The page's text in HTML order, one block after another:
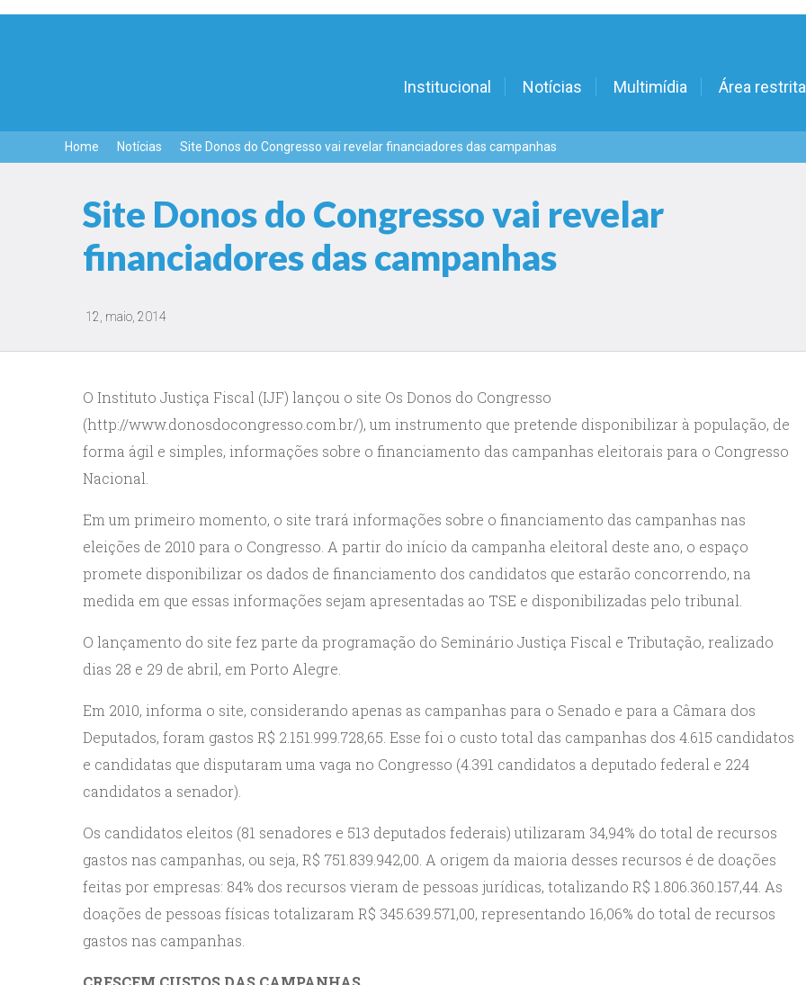
Institucional Notícias Multimídia Área restrita
Home Notícias Site Donos do Congresso vai revelar financiadores das campanhas
Site Donos do Congresso vai revelar
financiadores das campanhas
12, maio, 2014
O Instituto Justiça Fiscal (IJF) lançou o site Os Donos do Congresso
(http://www.donosdocongresso.com.br/), um instrumento que pretende disponibilizar à população, de
forma ágil e simples, informações sobre o financiamento das campanhas eleitorais para o Congresso
Nacional.
Em um primeiro momento, o site trará informações sobre o financiamento das campanhas nas
eleições de 2010 para o Congresso. A partir do início da campanha eleitoral deste ano, o espaço
promete disponibilizar os dados de financiamento dos candidatos que estarão concorrendo, na
medida em que essas informações sejam apresentadas ao TSE e disponibilizadas pelo tribunal.
O lançamento do site fez parte da programação do Seminário Justiça Fiscal e Tributação, realizado
dias 28 e 29 de abril, em Porto Alegre.
Em 2010, informa o site, considerando apenas as campanhas para o Senado e para a Câmara dos
Deputados, foram gastos R$ 2.151.999.728,65. Esse foi o custo total das campanhas dos 4.615 candidatos
e candidatas que disputaram uma vaga no Congresso (4.391 candidatos a deputado federal e 224
candidatos a senador).
Os candidatos eleitos (81 senadores e 513 deputados federais) utilizaram 34,94% do total de recursos
gastos nas campanhas, ou seja, R$ 751.839.942,00. A origem da maioria desses recursos é de doações
feitas por empresas: 84% dos recursos vieram de pessoas jurídicas, totalizando R$ 1.806.360.157,44. As
doações de pessoas físicas totalizaram R$ 345.639.571,00, representando 16,06% do total de recursos
gastos nas campanhas.